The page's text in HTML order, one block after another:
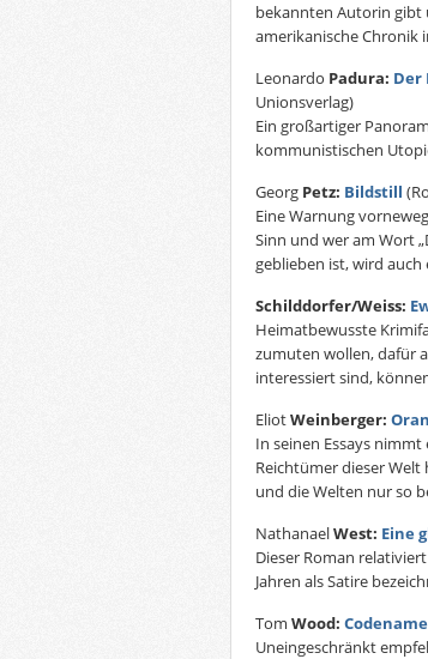
bekannten Autorin gibt
amerikanische Chronik
Leonardo Padura: Der
Unionsverlag)
Ein großartiger
kommunistischen
Georg Petz: Bildstill
Eine Warnung
Sinn und wer am Wort
geblieben ist, wird
Schilddorfer/Weiss:
Heimatbewusste
zumuten wollen, dafür
interessiert sind,
EliotWeinberger:
In seinen Essays
Reichtümer dieser
und die Welten nur so
NathanaelWest: Eine
Dieser Roman
Jahren als Satire
Tom Wood:
Uneingeschränkt